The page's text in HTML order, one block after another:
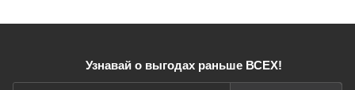
Узнавай о выгодах раньше ВСЕХ!